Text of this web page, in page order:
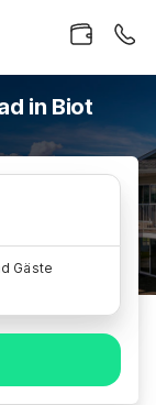
in Biot
Gäste